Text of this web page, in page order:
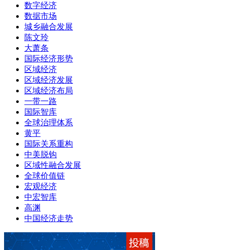
数字经济
数据市场
城乡融合发展
陈文玲
大萧条
国际经济形势
区域经济
区域经济发展
区域经济布局
一带一路
国际智库
全球治理体系
黄平
国际关系重构
中美脱钩
区域性融合发展
全球价值链
宏观经济
中宏智库
高渊
中国经济走势